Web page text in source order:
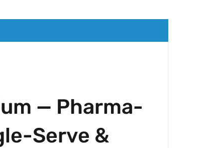
— Pharma-
Serve &